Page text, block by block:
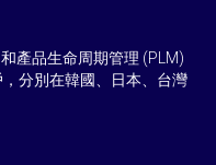
產品生命周期管理 (PLM)
分別在韓國、日本、台灣